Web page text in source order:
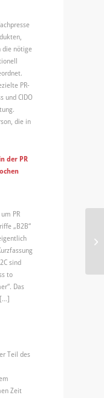
die nötige
PR-
und CIDO
die in
der PR
PR
„B2B“
sind
to
Das
[…]
Teil des
Zeit